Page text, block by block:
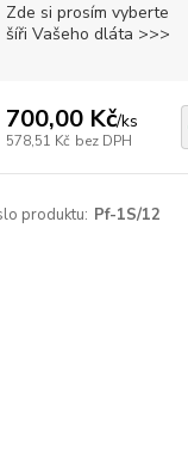
Zde si prosím vyberte
šíři Vašeho dláta >>>
700,00 Kč/ks
578,51 Kč bez DPH
produktu: Pf-1S/12